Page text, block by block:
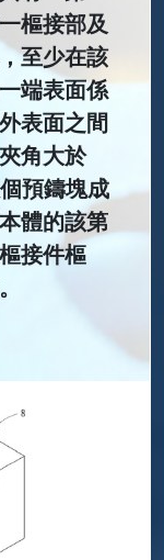
樞接部及
至少在該
端表面係
表面之間
角大於
預鑄塊成
體的該第
接件樞